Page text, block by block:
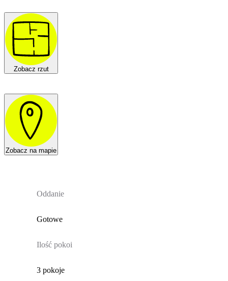
Zobacz rzut
Zobacz na mapie
Oddanie
Gotowe
Ilość pokoi
3 pokoje